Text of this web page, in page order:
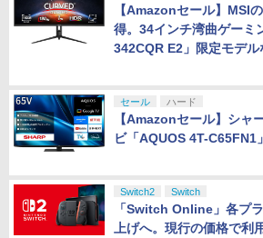
【Amazonセール】MSI
得。34インチ湾曲ゲーミ
342CQR E2」限定モデル
セール ハード
【Amazonセール】シャ
ビ「AQUOS 4T-C65FN1
Switch2 Switch
「Switch Online」各プ
上げへ。現行の価格で利